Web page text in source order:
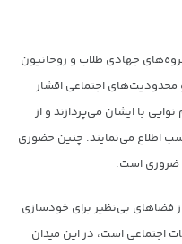
جهادی طلاب و روحانیون
اجتماعی اقشار
با ایشان می‌پردازند و از
اطلاع می‌نمایند. چنین حضوری
ضروری است.
فضاهای بی‌نظیر برای خودسازی
اجتماعی است، در این میدان